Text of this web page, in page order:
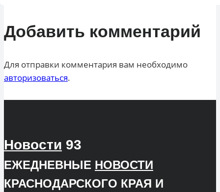
Добавить комментарий
Для отправки комментария вам необходимо
авторизоваться.
Новости 93
ЕЖЕДНЕВНЫЕ НОВОСТИ
КРАСНОДАРСКОГО КРАЯ И